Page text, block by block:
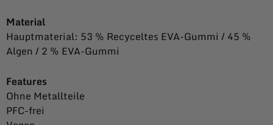
Material
Hauptmaterial: 53 % Recyceltes EVA-Gummi / 45 %
Algen / 2 % EVA-Gummi
Features
Ohne Metallteile
PFC-frei